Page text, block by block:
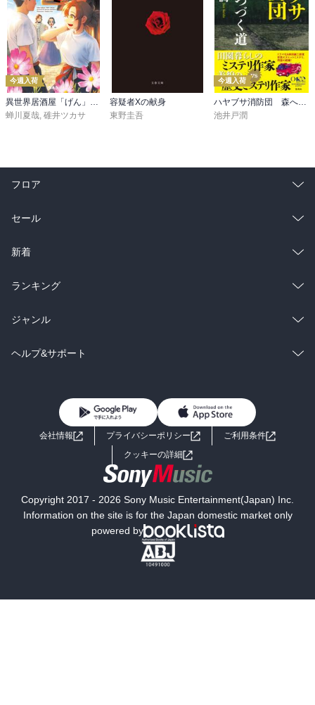
今週入荷
異世界居酒屋「げん」三杯目
蝉川夏哉, 碓井ツカサ
容疑者Xの献身
東野圭吾
今週入荷
ハヤブサ消防団 森へつづく道
池井戸潤
フロア
総合
ラノベ
雑誌・グラビア
BL・TL
セール
総合
ラノベ
雑誌・グラビア
BL・TL
新着
総合
ラノベ
雑誌・グラビア
ランキング
総合
ラノベ
ジャンル
コミック
ライトノベル 男子向けラノベ
小説
海外小説
ミステリー SF
文学
ヘルプ&サポート
よくあるご質問 お問い合わせ
会社情報 プライバシーポリシー
ご利用条件
クッキーの詳細
Copyright 2017 - 2026 Sony Music Entertainment(Japan) Inc.
Information on the site is for the Japan domestic market only
powered by